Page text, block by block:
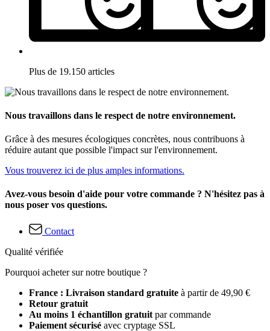
Plus de 19.150 articles
Nous travaillons dans le respect de notre environnement.
Grâce à des mesures écologiques concrètes, nous contribuons à
réduire autant que possible l'impact sur l'environnement.
Vous trouverez ici de plus amples informations.
Avez-vous besoin d'aide pour votre commande ? N'hésitez pas à
nous poser vos questions.
Contact
Qualité vérifiée
Pourquoi acheter sur notre boutique ?
France : Livraison standard gratuite à partir de 49,90 €
Retour gratuit
Au moins 1 échantillon gratuit par commande
Paiement sécurisé avec cryptage SSL